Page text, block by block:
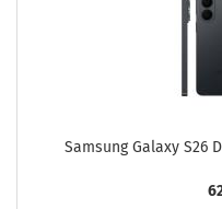
Sam­sung Ga­la­xy S26